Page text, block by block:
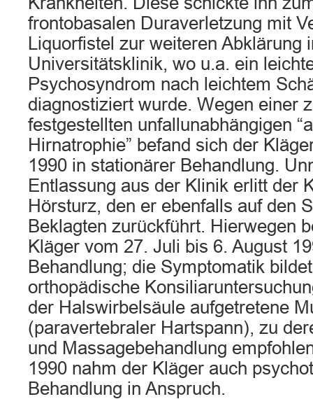
frontobasalen Duraverletzung mit
Liquorfistel zur weiteren Abklärung
Universitätsklinik, wo u.a. ein
Psychosyndrom nach leichtem
diagnostiziert wurde. Wegen einer
festgestellten unfallunabhängigen
Hirnatrophie” befand sich der
1990 in stationärer Behandlung.
Entlassung aus der Klinik erlitt der
Hörsturz, den er ebenfalls auf den
Beklagten zurückführt. Hierwegen
Kläger vom 27. Juli bis 6. August
Behandlung; die Symptomatik
orthopädische
der Halswirbelsäule aufgetretene
(paravertebraler Hartspann), zu
und Massagebehandlung
1990 nahm der Kläger auch
Behandlung in Anspruch.